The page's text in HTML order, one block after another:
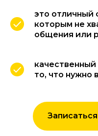
это отличный
которым не
общения или
качественный
то, что нужно